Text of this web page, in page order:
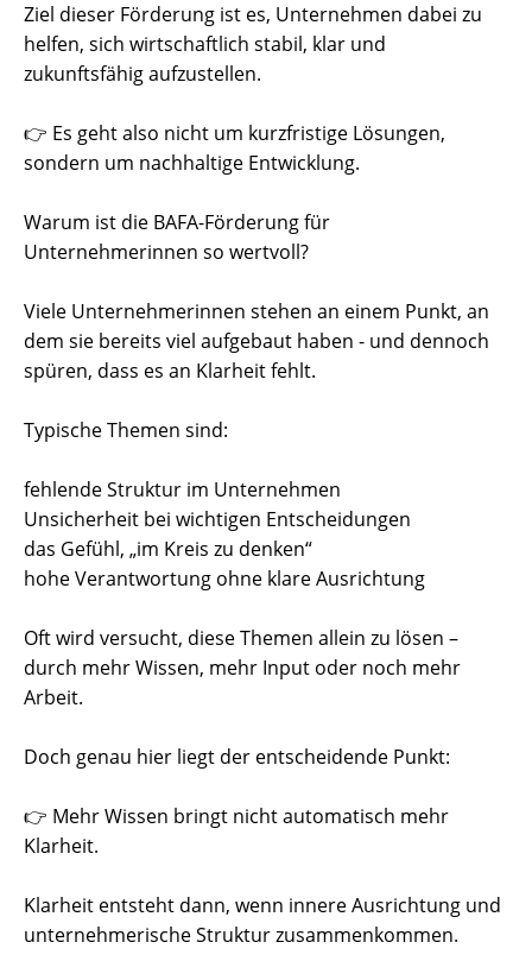
Ziel dieser Förderung ist es, Unternehmen dabei zu
helfen, sich wirtschaftlich stabil, klar und
zukunftsfähig aufzustellen.
👉 Es geht also nicht um kurzfristige Lösungen,
sondern um nachhaltige Entwicklung.
Warum ist die BAFA-Förderung für
Unternehmerinnen so wertvoll?
Viele Unternehmerinnen stehen an einem Punkt, an
dem sie bereits viel aufgebaut haben - und dennoch
spüren, dass es an Klarheit fehlt.
Typische Themen sind:
fehlende Struktur im Unternehmen
Unsicherheit bei wichtigen Entscheidungen
das Gefühl, „im Kreis zu denken“
hohe Verantwortung ohne klare Ausrichtung
Oft wird versucht, diese Themen allein zu lösen –
durch mehr Wissen, mehr Input oder noch mehr
Arbeit.
Doch genau hier liegt der entscheidende Punkt:
👉 Mehr Wissen bringt nicht automatisch mehr
Klarheit.
Klarheit entsteht dann, wenn innere Ausrichtung und
unternehmerische Struktur zusammenkommen.